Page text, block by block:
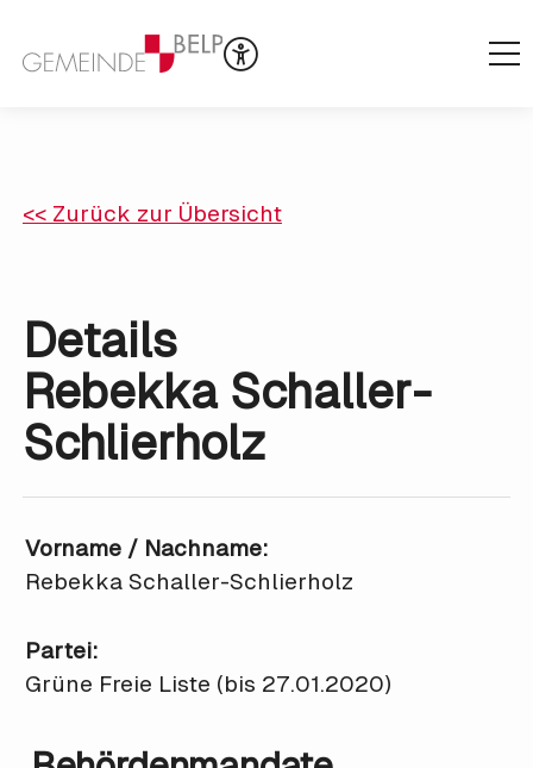
<< Zurück zur Übersicht
Details
Rebekka Schaller-
Schlierholz
Vorname / Nachname:
Rebekka Schaller-Schlierholz
Partei:
Grüne Freie Liste (bis 27.01.2020)